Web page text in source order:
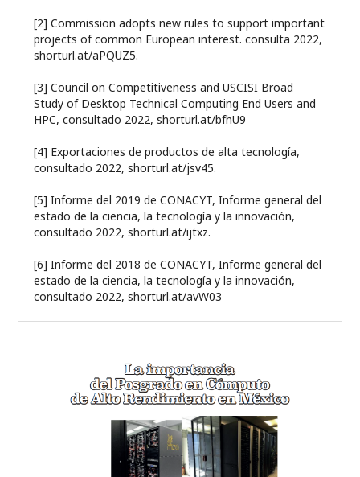
[2] Commission adopts new rules to support important
projects of common European interest. consulta 2022,
shorturl.at/aPQUZ5.
[3] Council on Competitiveness and USCISI Broad
Study of Desktop Technical Computing End Users and
HPC, consultado 2022, shorturl.at/bfhU9
[4] Exportaciones de productos de alta tecnología,
consultado 2022, shorturl.at/jsv45.
[5] Informe del 2019 de CONACYT, Informe general del
estado de la ciencia, la tecnología y la innovación,
consultado 2022, shorturl.at/ijtxz.
[6] Informe del 2018 de CONACYT, Informe general del
estado de la ciencia, la tecnología y la innovación,
consultado 2022, shorturl.at/avW03